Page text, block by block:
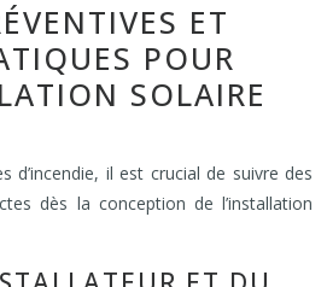
ET
POUR
SOLAIRE
d’incendie, il est crucial de suivre des
dès la conception de l’installation